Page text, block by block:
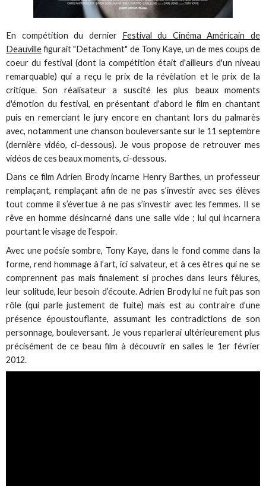
En compétition du dernier Festival du Cinéma Américain de
Deauvillefigurait "Detachment" de Tony Kaye, un de mes coups de
coeur du festival (dont la compétition était d'ailleurs d'un niveau
remarquable) qui a reçu le prix de la révèlation et le prix de la
critique. Son réalisateur a suscité les plus beaux moments
d'émotion du festival, en présentant d'abord le film en chantant
puis en remerciant le jury encore en chantant lors du palmarès
avec, notamment une chanson bouleversante sur le 11 septembre
(dernière vidéo, ci-dessous). Je vous propose de retrouver mes
vidéos de ces beaux moments, ci-dessous.
Dans ce film Adrien Brody incarne Henry Barthes, un professeur
remplaçant, remplaçant afin de ne pas s’investir avec ses élèves
tout comme il s’évertue à ne pas s’investir avec les femmes. Il se
rêve en homme désincarné dans une salle vide ; lui qui incarnera
pourtant le visage de l’espoir.
Avec une poésie sombre, Tony Kaye, dans le fond comme dans la
forme, rend hommage à l’art, ici salvateur, et à ces êtres qui ne se
comprennent pas mais finalement si proches dans leurs fêlures,
leur solitude, leur besoin d’écoute. Adrien Brody lui ne fuit pas son
rôle (qui parle justement de fuite) mais est au contraire d’une
présence époustouflante, assumant les contradictions de son
personnage, bouleversant. Je vous reparlerai ultérieurement plus
précisément de ce beau film à découvrir en salles le 1er février
2012.